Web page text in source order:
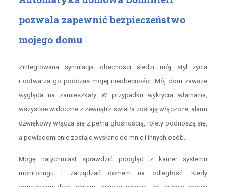
pozwala zapewnić bezpieczeństwo
mojego domu
Zintegrowana symulacja obecności śledzi mój styl życia
i odtwarza go podczas mojej nieobecności. Mój dom zawsze
wygląda na zamieszkały. W przypadku wykrycia włamania,
wszystkie widoczne z zewnątrz światła zostają włączone, alarm
dźwiękowy włącza się z pełną głośnością, rolety podnoszą się,
a powiadomienie zostaje wysłane do mnie i innych osób.
Mogę natychmiast sprawdzić podgląd z kamer systemu
monitoringu i zarządzać domem na odległość. Kiedy